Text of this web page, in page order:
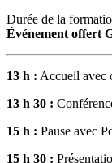
Durée de la
Événement offert
13 h : Accueil avec
13 h 30 :
15 h : Pause avec
15 h 30 :